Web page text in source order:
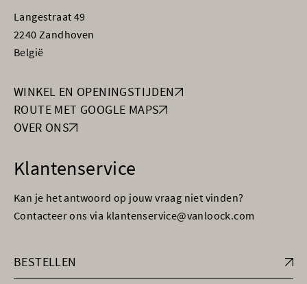
Langestraat 49
2240 Zandhoven
België
WINKEL EN OPENINGSTIJDEN
ROUTE MET GOOGLE MAPS
OVER ONS
Klantenservice
Kan je het antwoord op jouw vraag niet vinden?
Contacteer ons via klantenservice@vanloock.com
BESTELLEN